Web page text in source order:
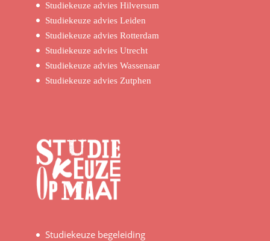
Studiekeuze advies Hilversum
Studiekeuze advies Leiden
Studiekeuze advies Rotterdam
Studiekeuze advies Utrecht
Studiekeuze advies Wassenaar
Studiekeuze advies Zutphen
Studiekeuze begeleiding